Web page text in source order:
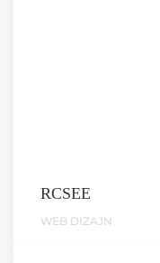
RCSEE
WEB DIZAJN